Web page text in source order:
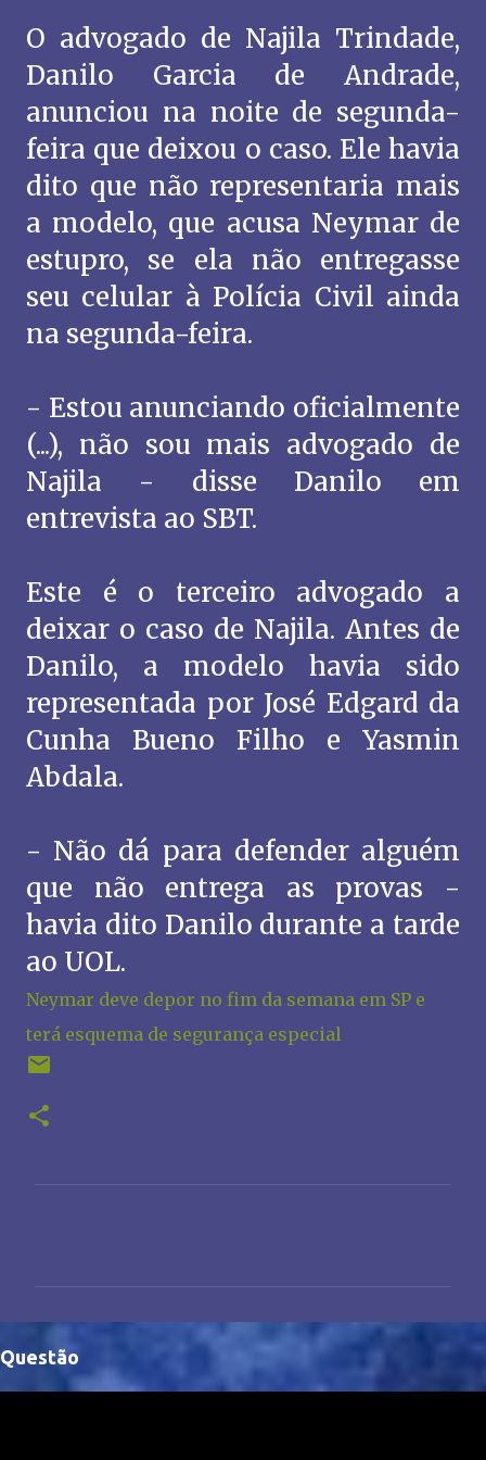
O advogado de Najila Trindade,
Danilo Garcia de Andrade,
anunciou na noite de segunda-
feira que deixou o caso. Ele havia
dito que não representaria mais
a modelo, que acusa Neymar de
estupro, se ela não entregasse
seu celular à Polícia Civil ainda
na segunda-feira.
- Estou anunciando oficialmente
(...), não sou mais advogado de
Najila - disse Danilo em
entrevista ao SBT.
Este é o terceiro advogado a
deixar o caso de Najila. Antes de
Danilo, a modelo havia sido
representada por José Edgard da
Cunha Bueno Filho e Yasmin
Abdala.
- Não dá para defender alguém
que não entrega as provas -
havia dito Danilo durante a tarde
ao UOL.
Neymar deve depor no fim da semana em SP e
terá esquema de segurança especial
t
Questão